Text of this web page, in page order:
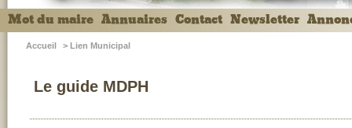
Mot du maire Annuaires Contact Newsletter
Accueil > Lien Municipal
Le guide MDPH